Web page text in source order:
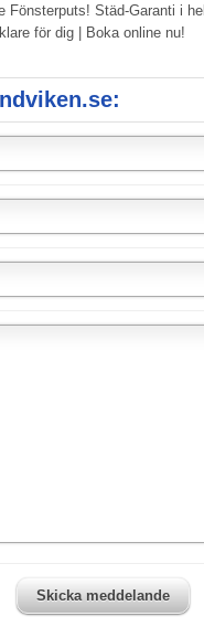
Fönsterputs! Städ-Garanti i
för dig | Boka online nu!
Skicka meddelande